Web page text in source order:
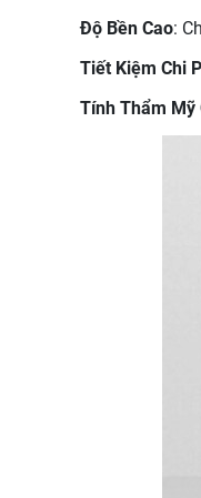
Độ Bền Cao:
Tiết Kiệm Chi
Tính Thẩm Mỹ